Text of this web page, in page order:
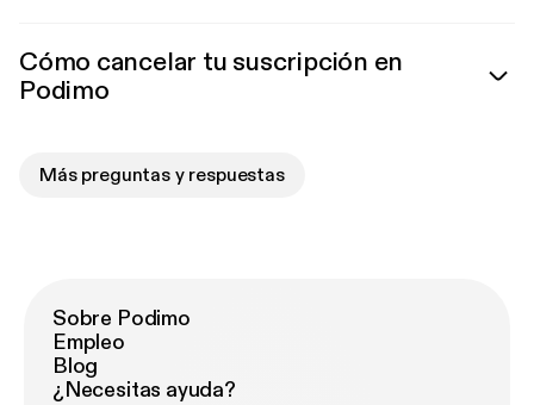
Cómo cancelar tu suscripción en
Podimo
Más preguntas y respuestas
Sobre Podimo
Empleo
Blog
¿Necesitas ayuda?